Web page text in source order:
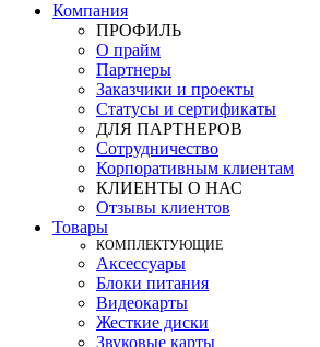
Компания
ПРОФИЛЬ
О прайм
Партнеры
Заказчики и проекты
Статусы и сертификаты
ДЛЯ ПАРТНЕРОВ
Сотрудничество
Корпоративным клиентам
КЛИЕНТЫ О НАС
Отзывы клиентов
Товары
КOМПЛЕКТУЮЩИЕ
Аксессуары
Блоки питания
Видеокарты
Жесткие диски
Звуковые карты